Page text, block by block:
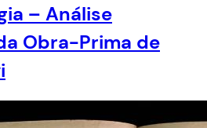
– Análise
Obra-Prima de